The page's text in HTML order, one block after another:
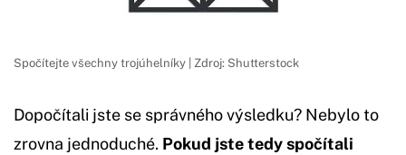
Spočítejte všechny trojúhelníky | Zdroj: Shutterstock
Dopočítali jste se správného výsledku? Nebylo to
zrovna jednoduché. Pokud jste tedy spočítali